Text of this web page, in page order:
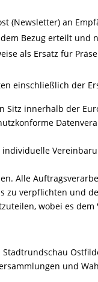
(Newsletter) an
Bezug erteilt und
als Ersatz für
einschließlich der
Sitz innerhalb der
Alle
zu verpflichten und
wobei es
und